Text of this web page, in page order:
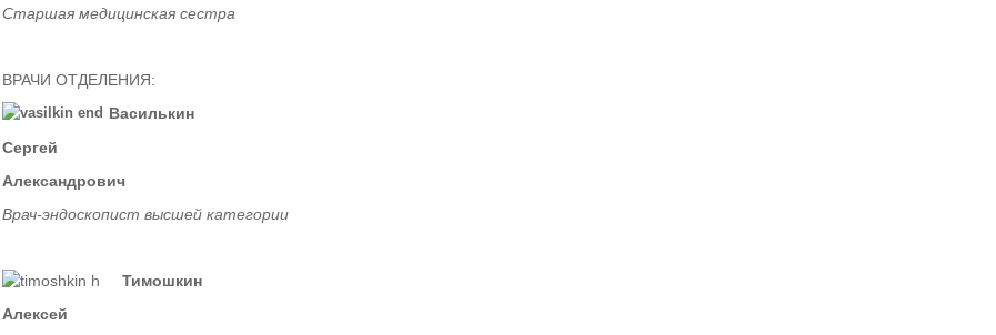
Старшая медицинская сестра
ВРАЧИ ОТДЕЛЕНИЯ:
Василькин
Сергей
Александрович
Врач-эндоскопист высшей категории
Тимошкин
Алексей